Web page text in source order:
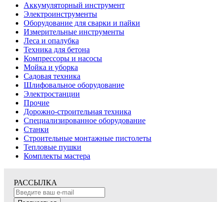
Аккумуляторный инструмент
Электроинструменты
Оборудование для сварки и пайки
Измерительные инструменты
Леса и опалубка
Техника для бетона
Компрессоры и насосы
Мойка и уборка
Садовая техника
Шлифовальное оборудование
Электростанции
Прочие
Дорожно-строительная техника
Специализированное оборудование
Станки
Строительные монтажные пистолеты
Тепловые пушки
Комплекты мастера
РАССЫЛКА